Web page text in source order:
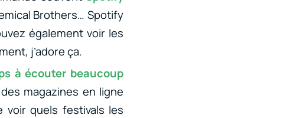
Brothers… Spotify
également voir les
j’adore ça.
à écouter beaucoup
magazines en ligne
voir quels festivals les